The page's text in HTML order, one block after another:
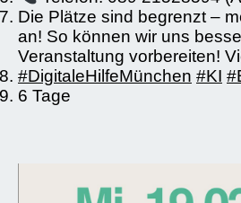
Die Plätze sind begrenzt –
an! So können wir uns
Veranstaltung vorbereiten!
#DigitaleHilfeMünchen #KI
6 Tage